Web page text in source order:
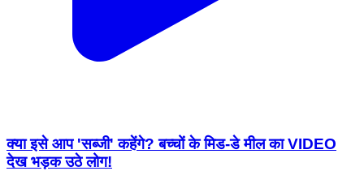
क्या इसे आप 'सब्जी' कहेंगे? बच्चों के मिड-डे मील का VIDEO
देख भड़क उठे लोग!